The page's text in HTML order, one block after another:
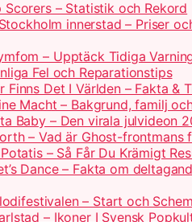
Scorers – Statistik och Rekord
innerstad – Priser
– Upptäck Tidiga
Fel och Reparationstips
Finns Det I Världen – Fakta &
Macht – Bakgrund, familj
Baby – Den virala julvideon
– Vad är Ghost-frontmans
– Så Får Du Krämigt
Dance – Fakta om
– Start och
– Ikoner I Svensk